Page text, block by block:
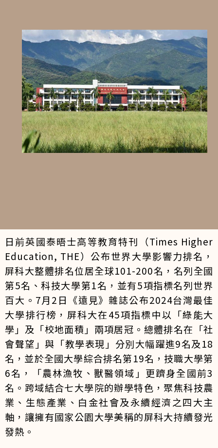
日前英國泰晤士高等教育特刊（Times Higher
Education, THE）公布世界大學影響力排名，
屏科大整體排名位居全球101-200名，名列全國
第5名、科技大學第1名，並有5項指標名列世界
百大。7月2日《遠見》雜誌公布2024台灣最佳
大學排行榜，屏科大在45項指標中以「綠能大
學」及「校地面積」兩項居冠。總體排名在「社
會聲望」與「教學表現」分別大幅躍進9名及18
名，並於全國大學綜合排名第19名，技職大學第
6名，「農林漁牧、獸醫領域」更躋身全國前3
名。跨域結合七大學院的辦學特色，聚焦科技農
業、生態產業、白金社會及永續經濟之四大主
軸，讓擁有國家公園大學美稱的屏科大持續發光
發熱。